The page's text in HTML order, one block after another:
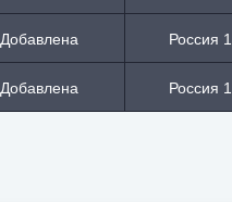
Добавлена Россия 1
Добавлена Россия 1